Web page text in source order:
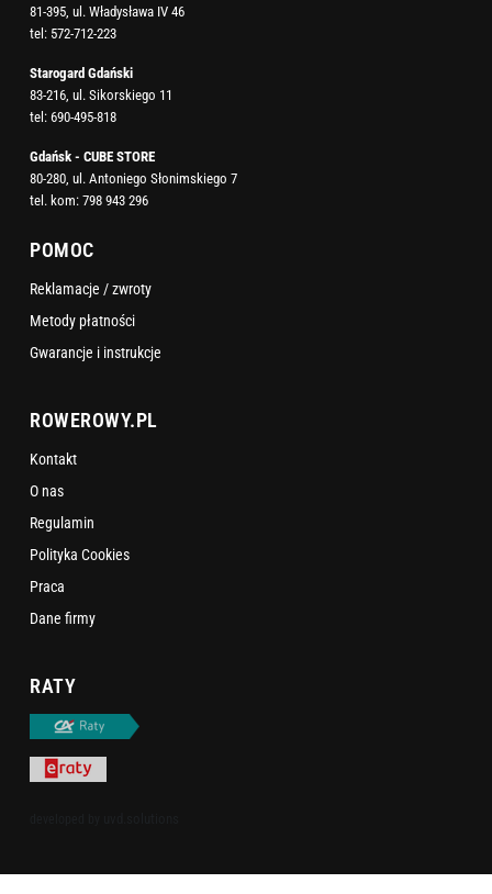
81-395, ul. Władysława IV 46
tel: 572-712-223
Starogard Gdański
83-216, ul. Sikorskiego 11
tel: 690-495-818
Gdańsk - CUBE STORE
80-280, ul. Antoniego Słonimskiego 7
tel. kom: 798 943 296
POMOC
Reklamacje / zwroty
Metody płatności
Gwarancje i instrukcje
ROWEROWY.PL
Kontakt
O nas
Regulamin
Polityka Cookies
Praca
Dane firmy
RATY